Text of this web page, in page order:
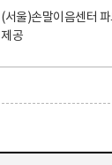
(서울)손말이음센터
제공